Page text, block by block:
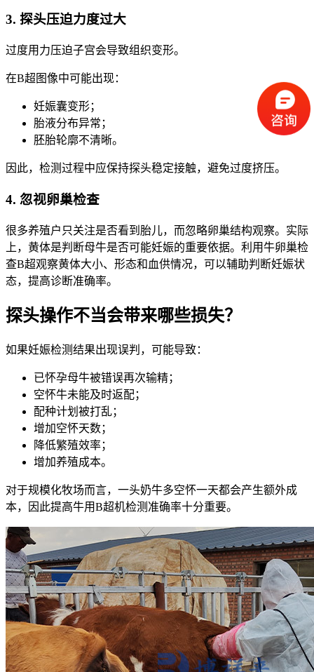
3. 探头压迫力度过大
过度用力压迫子宫会导致组织变形。
在B超图像中可能出现：
妊娠囊变形；
胎液分布异常；
胚胎轮廓不清晰。
因此，检测过程中应保持探头稳定接触，避免过度挤压。
4. 忽视卵巢检查
很多养殖户只关注是否看到胎儿，而忽略卵巢结构观察。实际
上，黄体是判断母牛是否可能妊娠的重要依据。利用牛卵巢检
查B超观察黄体大小、形态和血供情况，可以辅助判断妊娠状
态，提高诊断准确率。
探头操作不当会带来哪些损失？
如果妊娠检测结果出现误判，可能导致：
已怀孕母牛被错误再次输精；
空怀牛未能及时返配；
配种计划被打乱；
增加空怀天数；
降低繁殖效率；
增加养殖成本。
对于规模化牧场而言，一头奶牛多空怀一天都会产生额外成
本，因此提高牛用B超机检测准确率十分重要。